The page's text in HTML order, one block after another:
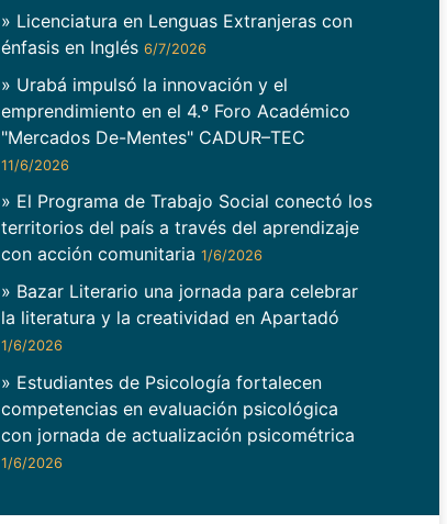
» Licenciatura en Lenguas Extranjeras con
énfasis en Inglés 6/7/2026
» Urabá impulsó la innovación y el
emprendimiento en el 4.º Foro Académico
"Mercados De-Mentes" CADUR–TEC
11/6/2026
» El Programa de Trabajo Social conectó los
territorios del país a través del aprendizaje
con acción comunitaria 1/6/2026
» Bazar Literario una jornada para celebrar
la literatura y la creatividad en Apartadó
1/6/2026
» Estudiantes de Psicología fortalecen
competencias en evaluación psicológica
con jornada de actualización psicométrica
1/6/2026